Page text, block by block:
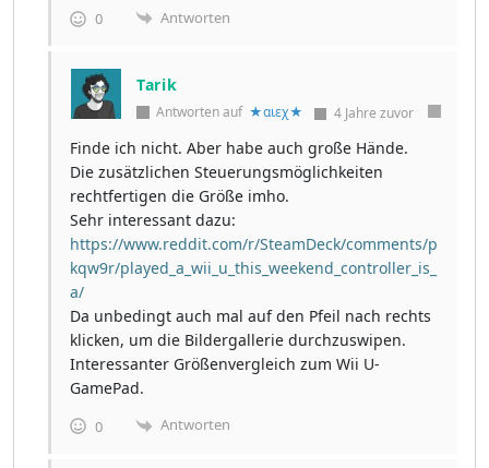
0 Antworten
Tarik
Antworten auf ★αιεχ★ 4 Jahre zuvor
Finde ich nicht. Aber habe auch große Hände.
Die zusätzlichen Steuerungsmöglichkeiten
rechtfertigen die Größe imho.
Sehr interessant dazu:
https://www.reddit.com/r/SteamDeck/comments/p
kqw9r/played_a_wii_u_this_weekend_controller_is_
a/
Da unbedingt auch mal auf den Pfeil nach rechts
klicken, um die Bildergallerie durchzuswipen.
Interessanter Größenvergleich zum Wii U-
GamePad.
0 Antworten